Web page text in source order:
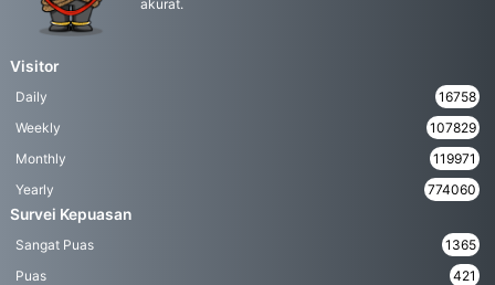
akurat.
Visitor
Daily
16758
Weekly
107829
Monthly
119971
Yearly
774060
Survei Kepuasan
Sangat Puas
1365
Puas
421